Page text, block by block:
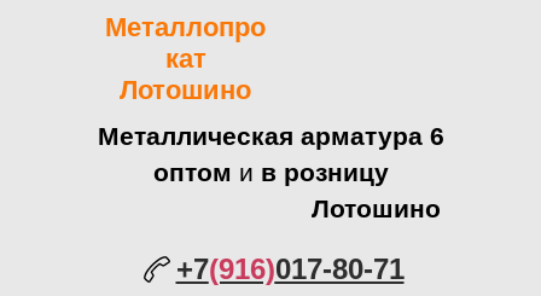
Металлопро
кат
Лотошино
Металлическая арматура 6
оптом и в розницу
Лотошино
+7(916)017-80-71